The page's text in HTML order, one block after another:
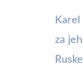
za